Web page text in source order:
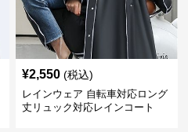
¥2,550 (税込)
レインウェア 自転車対応ロング
丈リュック対応レインコート